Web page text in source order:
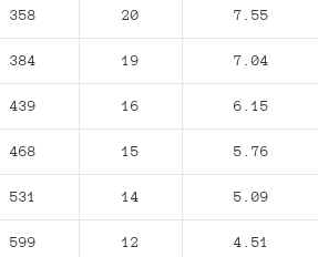
358 20 7.55
384 19 7.04
439 16 6.15
468 15 5.76
531 14 5.09
599 12 4.51